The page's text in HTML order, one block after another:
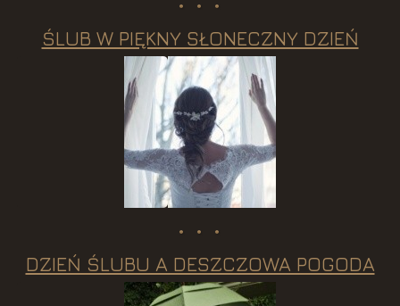
ŚLUB W PIĘKNY SŁONECZNY DZIEŃ
DZIEŃ ŚLUBU A DESZCZOWA POGODA